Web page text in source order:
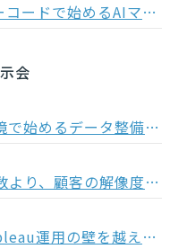
RFM×AIで離脱予測｜ノーコードで始めるAIマーケティング
会
【8/26開催】Tableau環境で始めるデータ整備〜コンポーザブルデータソースから考える、AI時代のデータの持ち方〜
【8/19開催】開催施策の数より、顧客の解像度。ABM×データで「本当に買う顧客」を見抜く方法
可視化の、その先へ〜Tableau運用の壁を越える「データ分析基盤」という選択肢〜